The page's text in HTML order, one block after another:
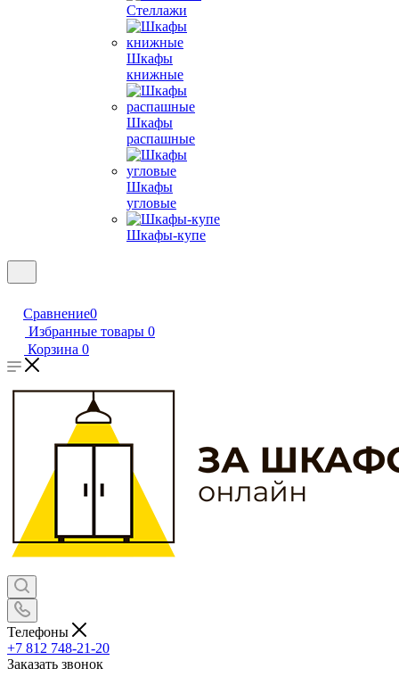
Стеллажи
Шкафы
книжные
Шкафы
распашные
Шкафы
угловые
Шкафы-купе
Сравнение0
Избранные товары 0
Корзина 0
Телефоны
+7 812 748-21-20
Заказать звонок